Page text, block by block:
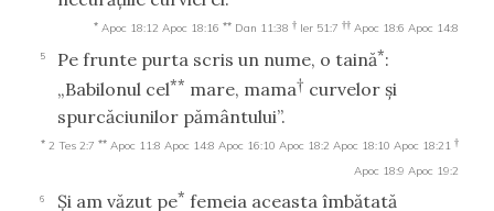
* Apoc 18:12 Apoc 18:16 ** Dan 11:38 † Ier 51:7 †† Apoc 18:6 Apoc 14:8
5 Pe frunte purta scris un nume, o taină*:
„Babilonul cel** mare, mama† curvelor şi
spurcăciunilor pământului”.
* 2 Tes 2:7 ** Apoc 11:8 Apoc 14:8 Apoc 16:10 Apoc 18:2 Apoc 18:10 Apoc 18:21 †
Apoc 18:9 Apoc 19:2
6 Şi am văzut pe* femeia aceasta îmbătată